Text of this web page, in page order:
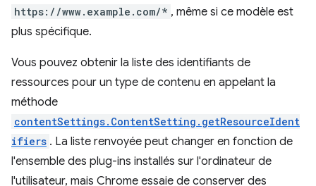
https://www.example.com/* , même si ce modèle est
plus spécifique.
Vous pouvez obtenir la liste des identifiants de
ressources pour un type de contenu en appelant la
méthode
contentSettings.ContentSetting.getResourceIdent
ifiers . La liste renvoyée peut changer en fonction de
l'ensemble des plug-ins installés sur l'ordinateur de
l'utilisateur, mais Chrome essaie de conserver des